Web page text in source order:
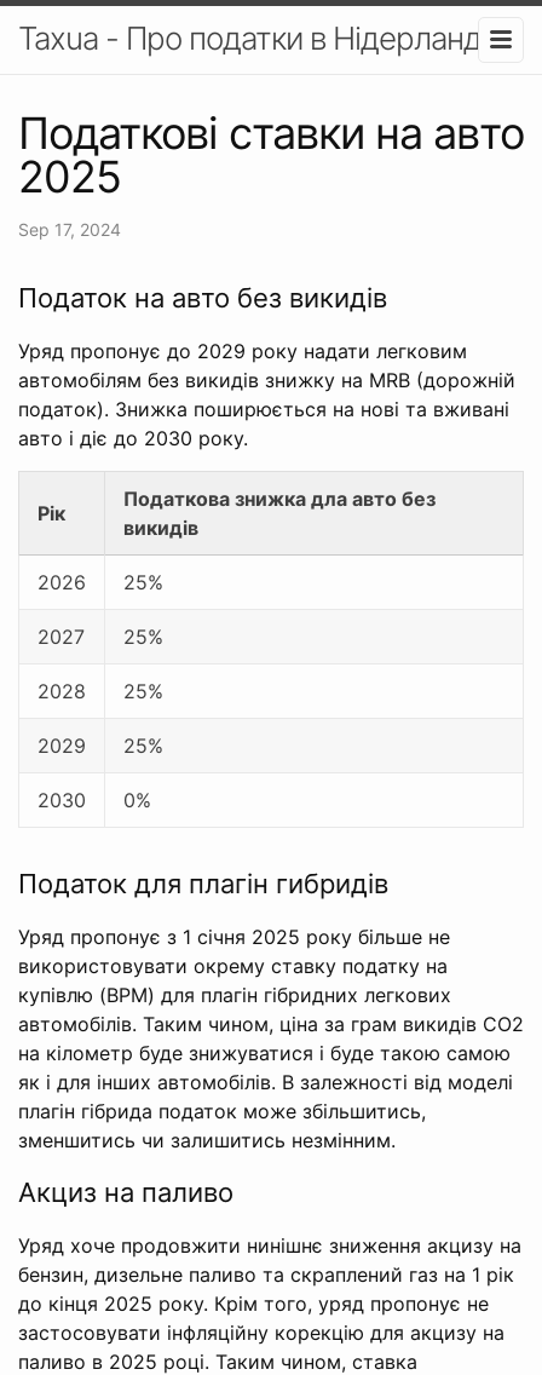
Taxua - Про податки в Нідерландах
Податкові ставки на авто
2025
Sep 17, 2024
Податок на авто без викидів
Уряд пропонує до 2029 року надати легковим
автомобілям без викидів знижку на MRB (дорожній
податок). Знижка поширюється на нові та вживані
авто і діє до 2030 року.
Рік
Податкова знижка дла авто без
викидів
2026 25%
2027 25%
2028 25%
2029 25%
2030 0%
Податок для плагін гибридів
Уряд пропонує з 1 січня 2025 року більше не
використовувати окрему ставку податку на
купівлю (BPM) для плагін гібридних легкових
автомобілів. Таким чином, ціна за грам викидів CO2
на кілометр буде знижуватися і буде такою самою
як і для інших автомобілів. В залежності від моделі
плагін гібрида податок може збільшитись,
зменшитись чи залишитись незмінним.
Акциз на паливо
Уряд хоче продовжити нинішнє зниження акцизу на
бензин, дизельне паливо та скраплений газ на 1 рік
до кінця 2025 року. Крім того, уряд пропонує не
застосовувати інфляційну корекцію для акцизу на
паливо в 2025 році. Таким чином, ставка